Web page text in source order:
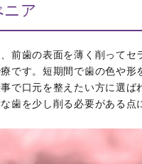
ニア
前歯の表面を薄く削ってセ
です。短期間で歯の色や形
で口元を整えたい方に選ば
歯を少し削る必要がある点